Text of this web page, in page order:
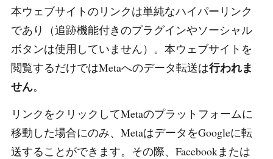
本ウェブサイトのリンクは単純なハイパーリンク
であり（追跡機能付きのプラグインやソーシャル
ボタンは使用していません）。本ウェブサイトを
閲覧するだけではMetaへのデータ転送は行われま
せん。
リンクをクリックしてMetaのプラットフォームに
移動した場合にのみ、MetaはデータをGoogleに転
送することができます。その際、Facebookまたは